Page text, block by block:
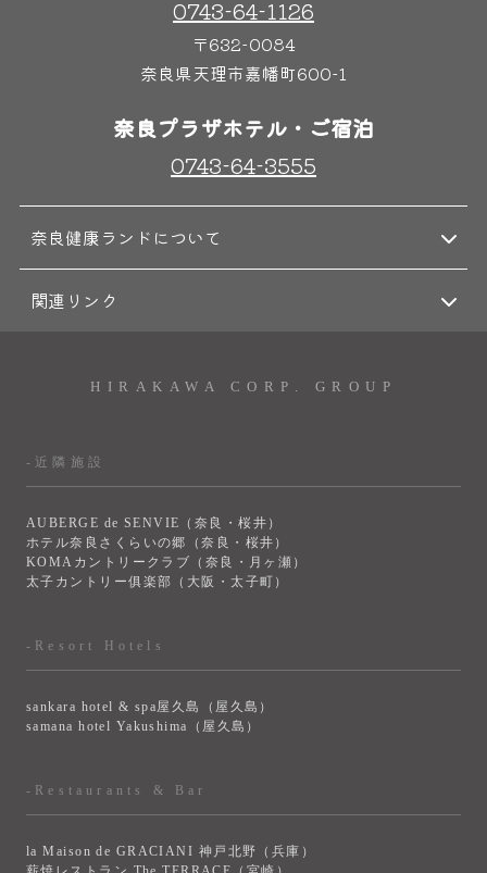
0743-64-1126
〒632-0084
奈良県天理市嘉幡町600-1
奈良プラザホテル・ご宿泊
0743-64-3555
奈良健康ランドについて
関連リンク
HIRAKAWA CORP. GROUP
-近隣施設
AUBERGE de SENVIE（奈良・桜井）
ホテル奈良さくらいの郷（奈良・桜井）
KOMAカントリークラブ（奈良・月ヶ瀬）
太子カントリー俱楽部（大阪・太子町）
-Resort Hotels
sankara hotel & spa屋久島（屋久島）
samana hotel Yakushima（屋久島）
-Restaurants & Bar
la Maison de GRACIANI 神戸北野（兵庫）